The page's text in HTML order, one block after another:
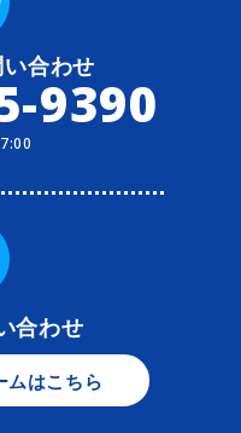
合わせ
9390
合わせ
ムはこちら